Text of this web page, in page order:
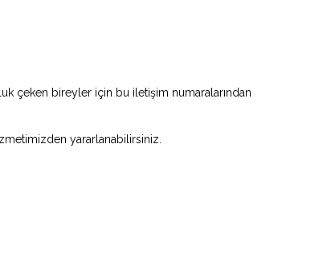
çeken bireyler için bu iletişim numaralarından
yararlanabilirsiniz.